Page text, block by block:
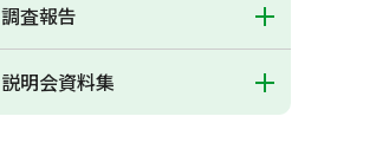
調査報告
説明会資料集